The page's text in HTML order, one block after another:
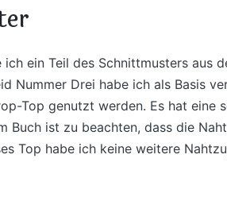
ich ein Teil des Schnittmusters aus
Nummer Drei habe ich als Basis
Top genutzt werden. Es hat eine
Buch ist zu beachten, dass die
Top habe ich keine weitere